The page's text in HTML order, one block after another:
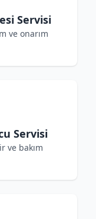
Servisi
ve onarım
Servisi
ve bakım